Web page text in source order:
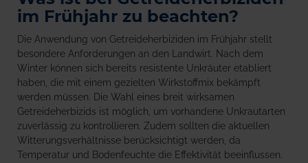
im Frühjahr zu beachten?
Die Anwendung von Getreideherbiziden im Frühjahr stellt
besondere Anforderungen an den Landwirt. Nach dem
Winter können sich bereits resistente Unkräuter etabliert
haben, die mit einem gezielten Wirkstoffmix bekämpft
werden müssen. Die Wahl eines breit wirksamen
Getreideherbizids ist möglich, um vorhandene Unkrautarten
zuverlässig zu kontrollieren. Zudem sollten die aktuellen
Witterungsverhältnisse berücksichtigt werden, da
Temperatur und Bodenfeuchte die Effektivität beeinflussen.